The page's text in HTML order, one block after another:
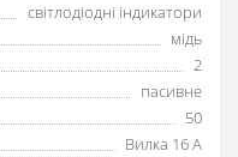
світлодіодні індикатори
мідь
2
пасивне
50
Вилка 16 А